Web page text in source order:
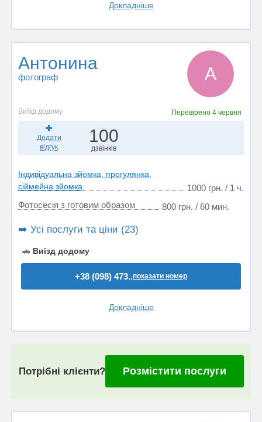
Докладніше
Антонина
фотограф А
Виїзд додому Перевірено 4 червня
Додати
відгук
100
дзвінків
Індивідуальна зйомка, прогулянка,
сіймейна зйомка
1000 грн. / 1 ч.
Фотосесія з готовим образом
800 грн. / 60 мин.
➡️ Усі послуги та ціни (23)
🚗 Виїзд додому
+38 (098) 473..показати номер
Докладніше
Потрібні клієнти? Розмістити послуги